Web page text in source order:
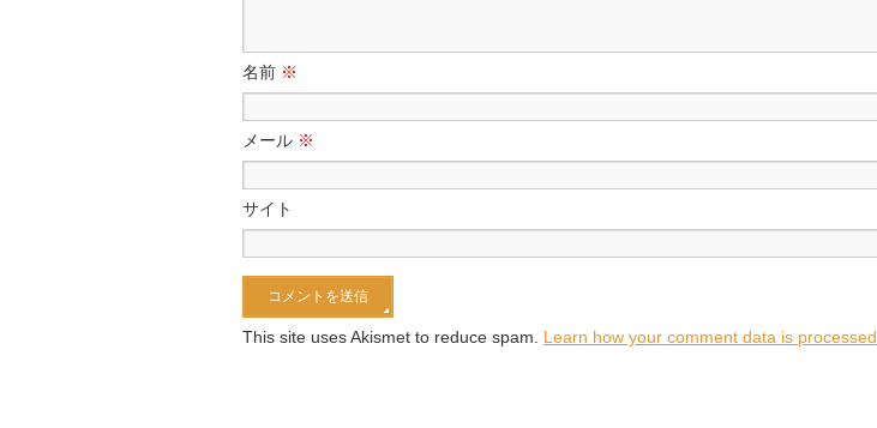
名前 ※
メール ※
サイト
This site uses Akismet to reduce spam. Learn how your comment data is processed.